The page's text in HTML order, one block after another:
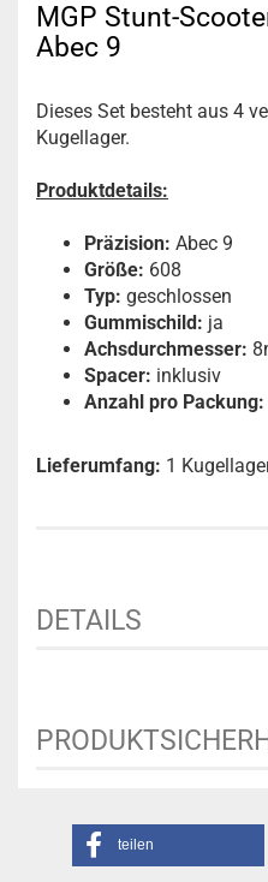
MGP Stunt-
Abec 9
Dieses Set besteht aus 4
Kugellager.
Produktdetails:
Präzision: Abec 9
Größe: 608
Typ: geschlossen
Gummischild: ja
Achsdurchmesser:
Spacer: inklusiv
Anzahl pro Packung:
Lieferumfang: 1
DETAILS
teilen